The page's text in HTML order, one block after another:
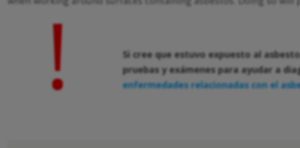
!
Si cree que estuvo expuesto al
pruebas y exámenes para ayudar a
enfermedades relacionadas con el